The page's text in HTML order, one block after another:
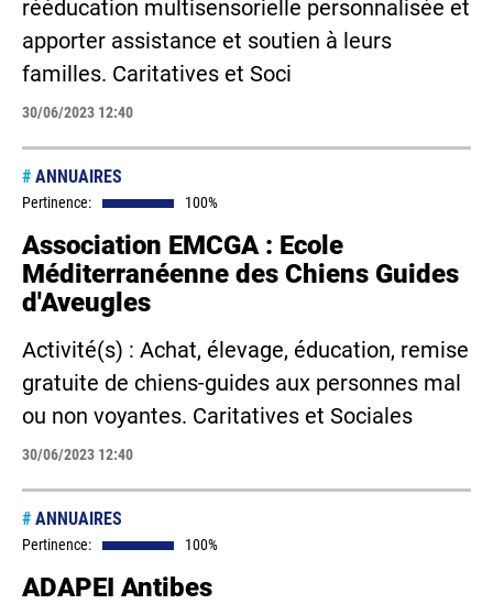
rééducation multisensorielle personnalisée et
apporter assistance et soutien à leurs
familles. Caritatives et Soci
30/06/2023 12:40
# ANNUAIRES
Pertinence: 100%
Association EMCGA : Ecole
Méditerranéenne des Chiens Guides
d'Aveugles
Activité(s) : Achat, élevage, éducation, remise
gratuite de chiens-guides aux personnes mal
ou non voyantes. Caritatives et Sociales
30/06/2023 12:40
# ANNUAIRES
Pertinence: 100%
ADAPEI Antibes